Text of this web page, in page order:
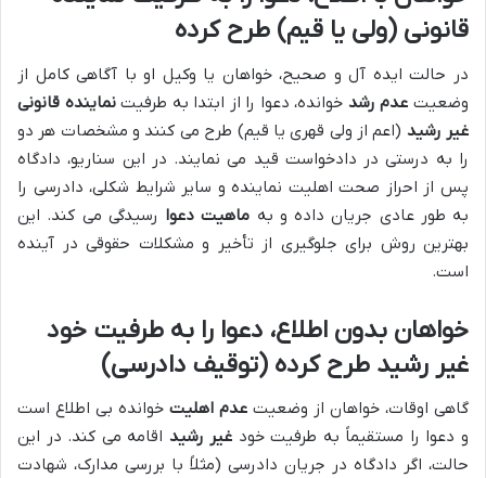
قانونی (ولی یا قیم) طرح کرده
در حالت ایده آل و صحیح، خواهان یا وکیل او با آگاهی کامل از
وضعیت عدم رشد خوانده، دعوا را از ابتدا به طرفیتنماینده قانونی
غیر رشید (اعم از ولی قهری یا قیم) طرح می کنند و مشخصات هر دو
را به درستی در دادخواست قید می نمایند. در این سناریو، دادگاه
پس از احراز صحت اهلیت نماینده و سایر شرایط شکلی، دادرسی را
به طور عادی جریان داده و به ماهیت دعوا رسیدگی می کند. این
بهترین روش برای جلوگیری از تأخیر و مشکلات حقوقی در آینده
است.
خواهان بدون اطلاع، دعوا را به طرفیت خود
غیر رشید طرح کرده (توقیف دادرسی)
گاهی اوقات، خواهان از وضعیت عدم اهلیت خوانده بی اطلاع است
و دعوا را مستقیماً به طرفیت خود غیر رشید اقامه می کند. در این
حالت، اگر دادگاه در جریان دادرسی (مثلاً با بررسی مدارک، شهادت